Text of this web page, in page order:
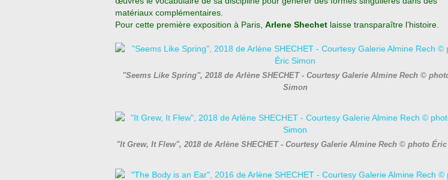
matériaux complémentaires.
Pour cette première exposition à Paris, Arlene Shechet laisse transparaître l’histoire.
"Seems Like Spring", 2018 de Arlène SHECHET - Courtesy Galerie Almine Rech ©
Simon
"It Grew, It Flew", 2018 de Arlène SHECHET - Courtesy Galerie Almine Rech © photo